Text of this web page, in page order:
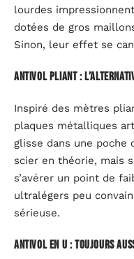
lourdes
dotées de gros
Sinon, leur effet se
Antivol pliant :
Inspiré des mètres
plaques métalliques
glisse dans une poche
scier en théorie, mais
s’avérer un point de
ultralégers peu
sérieuse.
Antivol en U : toujours